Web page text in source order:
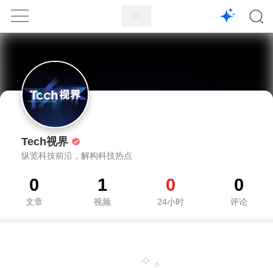
1X
Tech视界
纵览科技前沿，解构科技热点
0
文章
1
视频
0
24小时
0
评论